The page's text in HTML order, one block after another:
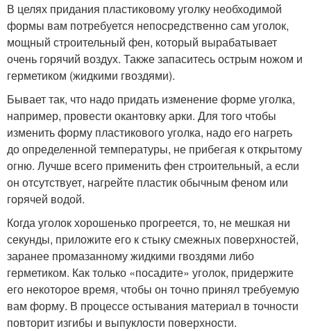
В целях придания пластиковому уголку необходимой
формы вам потребуется непосредственно сам уголок,
мощный строительный фен, который вырабатывает
очень горячий воздух. Также запаситесь острым ножом и
герметиком (жидкими гвоздями).
Бывает так, что надо придать изменение форме уголка,
например, провести окантовку арки. Для того чтобы
изменить форму пластикового уголка, надо его нагреть
до определенной температуры, не прибегая к открытому
огню. Лучше всего применить фен строительный, а если
он отсутствует, нагрейте пластик обычным феном или
горячей водой.
Когда уголок хорошенько прогреется, то, не мешкая ни
секунды, приложите его к стыку смежных поверхностей,
заранее промазанному жидкими гвоздями либо
герметиком. Как только «посадите» уголок, придержите
его некоторое время, чтобы он точно принял требуемую
вам форму. В процессе остывания материал в точности
повторит изгибы и выпуклости поверхности.